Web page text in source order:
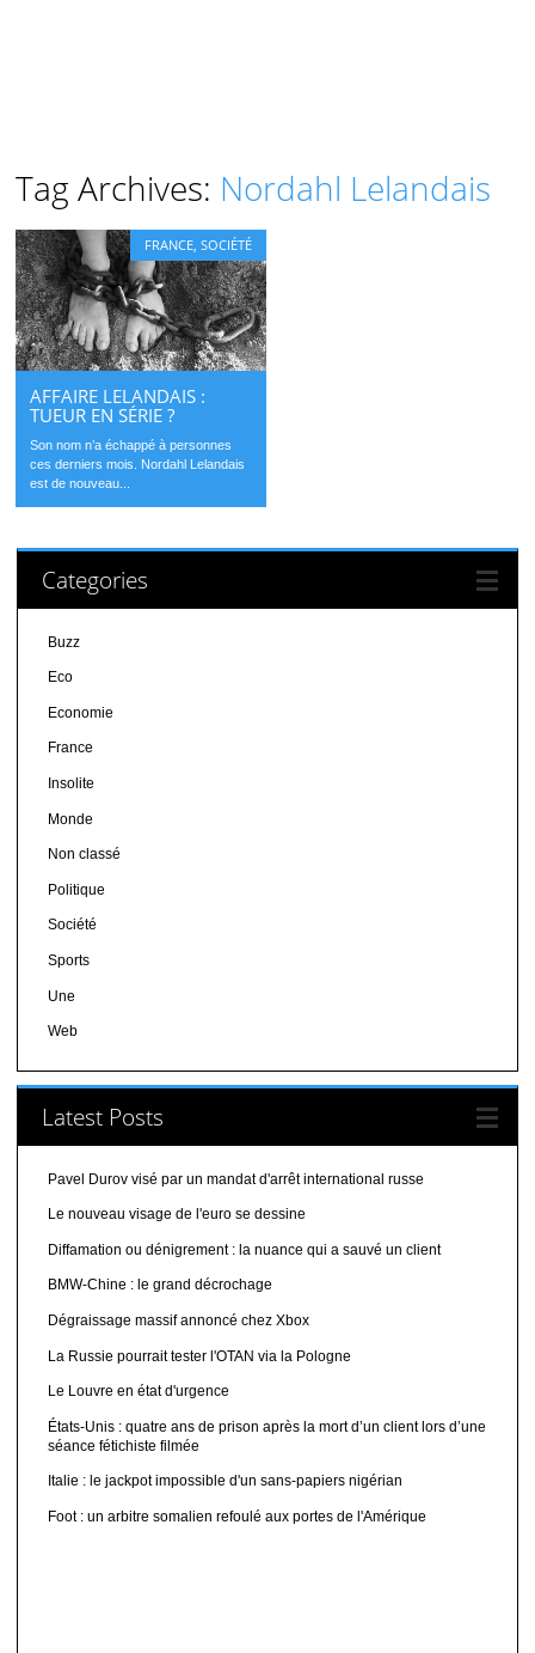
Tag Archives: Nordahl Lelandais
FRANCE ,SOCIÉTÉ
AFFAIRE LELANDAIS :
TUEUR EN SÉRIE ?
Son nom n’a échappé à personnes
ces derniers mois. Nordahl Lelandais
est de nouveau...
Categories
Buzz
Eco
Economie
France
Insolite
Monde
Non classé
Politique
Société
Sports
Une
Web
Latest Posts
Pavel Durov visé par un mandat d'arrêt international russe
Le nouveau visage de l'euro se dessine
Diffamation ou dénigrement : la nuance qui a sauvé un client
BMW-Chine : le grand décrochage
Dégraissage massif annoncé chez Xbox
La Russie pourrait tester l'OTAN via la Pologne
Le Louvre en état d'urgence
États-Unis : quatre ans de prison après la mort d’un client lors d’une
séance fétichiste filmée
Italie : le jackpot impossible d'un sans-papiers nigérian
Foot : un arbitre somalien refoulé aux portes de l'Amérique